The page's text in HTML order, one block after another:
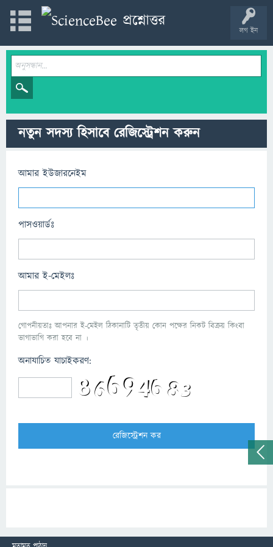
লগ ইন
নতুন সদস্য হিসাবে রেজিস্ট্রেশন করুন
আমার ইউজারনেইম
পাসওয়ার্ডঃ
আমার ই-মেইলঃ
গোপনীয়তাঃ আপনার ই-মেইল ঠিকানাটি তৃতীয় কোন পক্ষের নিকট বিক্রয় কিংবা
ভাগাভাগি করা হবে না ।
অনাযাচিত যাচাইকরণ: